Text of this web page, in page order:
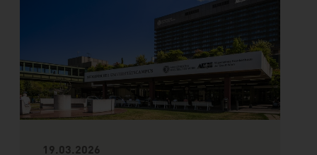
19.03.2026